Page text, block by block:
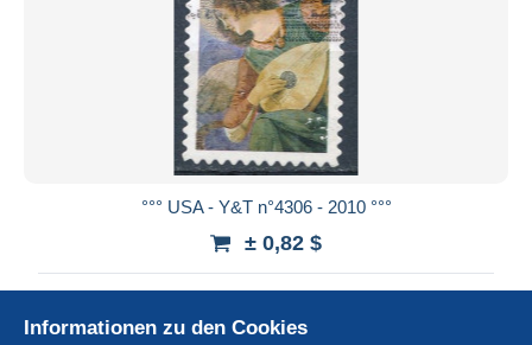
°°° USA - Y&T n°4306 - 2010 °°°
± 0,82 $
Informationen zu den Cookies